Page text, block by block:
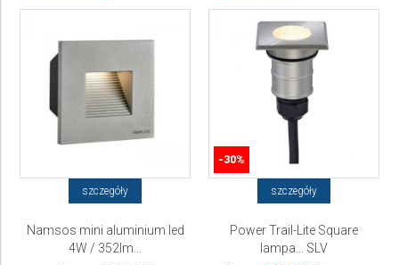
szczegóły
Namsos mini aluminium led
4W / 352lm...
-30%
szczegóły
Power Trail-Lite Square
lampa... SLV